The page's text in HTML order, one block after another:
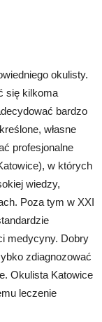
okulisty.
się kilkoma
bardzo
własne
profesjonalne
w których
wiedzy,
Poza tym w XXI
medycyny. Dobry
zdiagnozować
Okulista Katowice
leczenie